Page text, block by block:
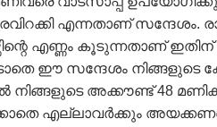
എന്നതാണ് സന്ദേശം.
എണ്ണം കൂടുന്നതാണ് ഇതിന്
ഈ സന്ദേശം നിങ്ങളുടെ
നിങ്ങളുടെ അക്കൗണ്ട് 48
എല്ലാവര്‍ക്കും